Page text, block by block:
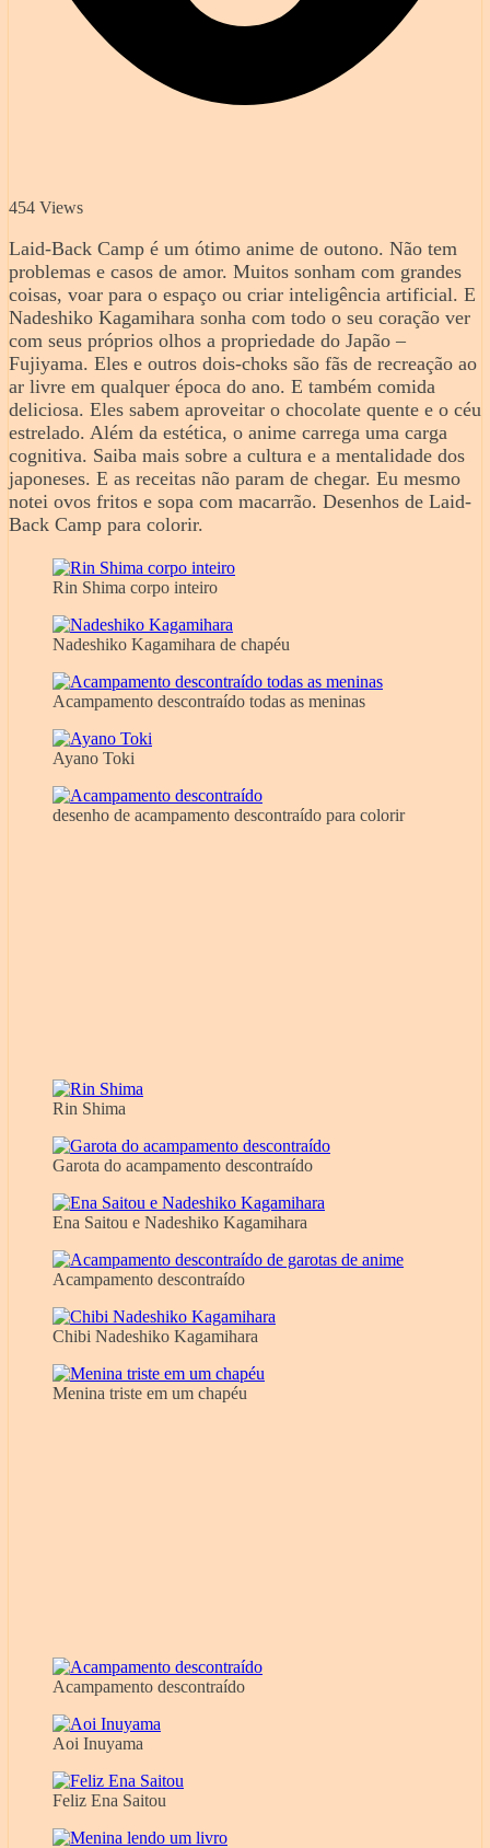
454 Views
Laid-Back Camp é um ótimo anime de outono. Não tem
problemas e casos de amor. Muitos sonham com grandes
coisas, voar para o espaço ou criar inteligência artificial. E
Nadeshiko Kagamihara sonha com todo o seu coração ver
com seus próprios olhos a propriedade do Japão –
Fujiyama. Eles e outros dois-choks são fãs de recreação ao
ar livre em qualquer época do ano. E também comida
deliciosa. Eles sabem aproveitar o chocolate quente e o céu
estrelado. Além da estética, o anime carrega uma carga
cognitiva. Saiba mais sobre a cultura e a mentalidade dos
japoneses. E as receitas não param de chegar. Eu mesmo
notei ovos fritos e sopa com macarrão. Desenhos de Laid-
Back Camp para colorir.
Rin Shima corpo inteiro
Nadeshiko Kagamihara de chapéu
Acampamento descontraído todas as meninas
Ayano Toki
desenho de acampamento descontraído para colorir
Rin Shima
Garota do acampamento descontraído
Ena Saitou e Nadeshiko Kagamihara
Acampamento descontraído
Chibi Nadeshiko Kagamihara
Menina triste em um chapéu
Acampamento descontraído
Aoi Inuyama
Feliz Ena Saitou